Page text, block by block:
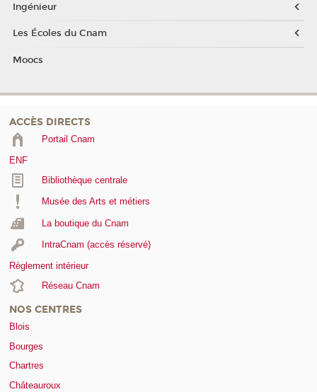
Ingénieur
Les Écoles du Cnam
Moocs
ACCÈS DIRECTS
Portail Cnam
ENF
Bibliothèque centrale
Musée des Arts et métiers
La boutique du Cnam
IntraCnam (accès réservé)
Règlement intérieur
Réseau Cnam
NOS CENTRES
Blois
Bourges
Chartres
Châteauroux